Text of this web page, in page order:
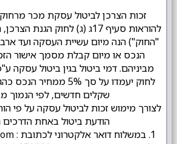
זכות הצרכן לביטול עסקת מכר
"החוק") הנה מיום עשיית העסקה ועד
הנכס או מיום קבלת מסמך אישור
שקלים חדשים, לפי הנמוך
לצורך מימוש זכות לביטול עסקה על פי
הודעת ביטול באחת
1. במשלוח דואר אלקטרוני לכתובת : sales@mashav.com